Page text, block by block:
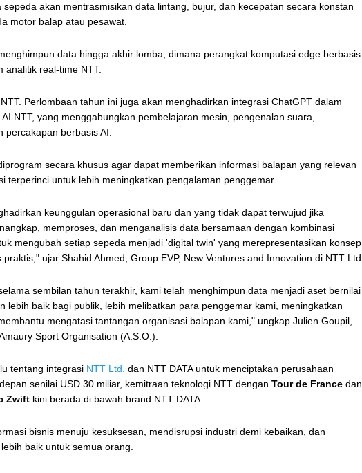
akan mentrasmisikan data lintang, bujur, dan kecepatan secara konstan
motor balap atau pesawat.
data hingga akhir lomba, dimana perangkat komputasi edge berbasis
analitik real-time NTT.
Perlombaan tahun ini juga akan menghadirkan integrasi ChatGPT dalam
NTT, yang menggabungkan pembelajaran mesin, pengenalan suara,
percakapan berbasis AI.
secara khusus agar dapat memberikan informasi balapan yang relevan
terperinci untuk lebih meningkatkan pengalaman penggemar.
keunggulan operasional baru dan yang tidak dapat terwujud jika
memproses, dan menganalisis data bersamaan dengan kombinasi
mengubah setiap sepeda menjadi 'digital twin' yang merepresentasikan konsep
ujar Shahid Ahmed, Group EVP, New Ventures and Innovation di NTT Ltd.
sembilan tahun terakhir, kami telah menghimpun data menjadi aset bernilai
lebih baik bagi publik, lebih melibatkan para penggemar kami, meningkatkan
mengatasi tantangan organisasi balapan kami," ungkap Julien Goupil,
Sport Organisation (A.S.O.).
tentang integrasi NTT Ltd. dan NTT DATA untuk menciptakan perusahaan
senilai USD 30 miliar, kemitraan teknologi NTT dengan Tour de France dan
Zwift kini berada di bawah brand NTT DATA.
bisnis menuju kesuksesan, mendisrupsi industri demi kebaikan, dan
baik untuk semua orang.